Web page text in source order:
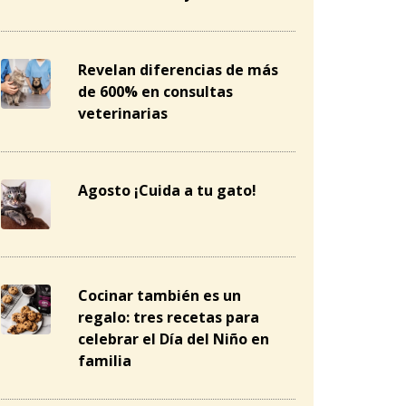
Revelan diferencias de más
de 600% en consultas
veterinarias
Agosto ¡Cuida a tu gato!
Cocinar también es un
regalo: tres recetas para
celebrar el Día del Niño en
familia